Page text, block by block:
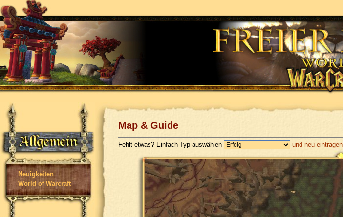
Neuigkeiten
World of Warcraft
Map & Guide
Fehlt etwas? Einfach Typ auswählen und neu eintragen